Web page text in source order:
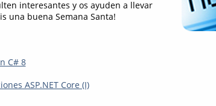
interesantes y os ayuden a llevar
una buena Semana Santa!
C# 8
ASP.NET Core (I)